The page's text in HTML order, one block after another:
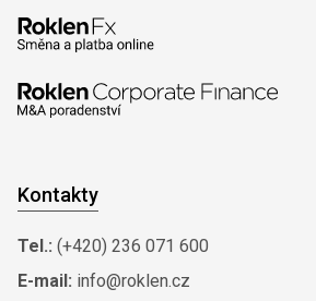
Kontakty
Tel.: (+420) 236 071 600
E-mail: info@roklen.cz